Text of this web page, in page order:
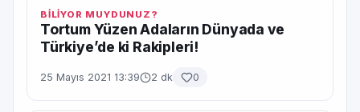
BİLİYOR MUYDUNUZ?
Tortum Yüzen Adaların Dünyada ve
Türkiye’de ki Rakipleri!
25 Mayıs 2021 13:39 2 dk 0